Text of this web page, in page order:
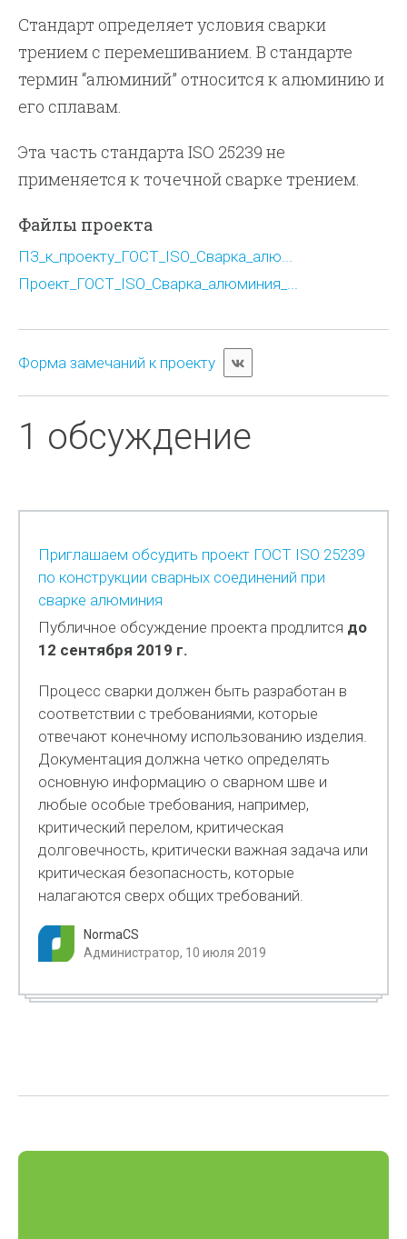
Стандарт определяет условия сварки
трением с перемешиванием. В стандарте
термин “алюминий” относится к алюминию и
его сплавам.
Эта часть стандарта ISO 25239 не
применяется к точечной сварке трением.
Файлы проекта
ПЗ_к_проекту_ГОСТ_ISO_Сварка_алю...
Проект_ГОСТ_ISO_Сварка_алюминия_...
Форма замечаний к проекту
1 обсуждение
Приглашаем обсудить проект ГОСТ ISO 25239
по конструкции сварных соединений при
сварке алюминия
Публичное обсуждение проекта продлится до
12 сентября 2019 г.
Процесс сварки должен быть разработан в
соответствии с требованиями, которые
отвечают конечному использованию изделия.
Документация должна четко определять
основную информацию о сварном шве и
любые особые требования, например,
критический перелом, критическая
долговечность, критически важная задача или
критическая безопасность, которые
налагаются сверх общих требований.
NormaCS
Администратор, 10 июля 2019